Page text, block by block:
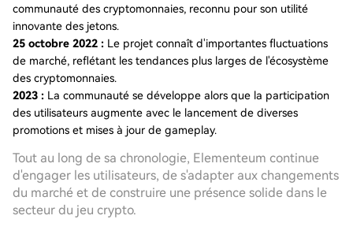
communauté des cryptomonnaies, reconnu pour son utilité
innovante des jetons.
25 octobre 2022 : Le projet connaît d'importantes fluctuations
de marché, reflétant les tendances plus larges de l'écosystème
des cryptomonnaies.
2023 : La communauté se développe alors que la participation
des utilisateurs augmente avec le lancement de diverses
promotions et mises à jour de gameplay.
Tout au long de sa chronologie, Elementeum continue
d'engager les utilisateurs, de s'adapter aux changements
du marché et de construire une présence solide dans le
secteur du jeu crypto.